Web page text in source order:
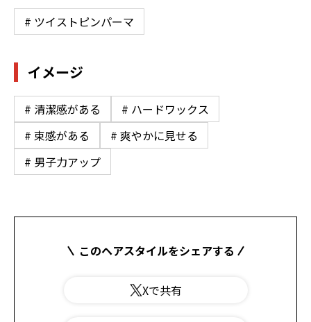
# ツイストピンパーマ
イメージ
# 清潔感がある
# ハードワックス
# 束感がある
# 爽やかに見せる
# 男子力アップ
このヘアスタイルをシェアする
Xで共有